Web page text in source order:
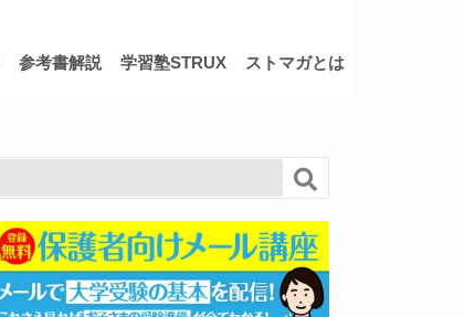
参考書解説 学習塾STRUX ストマガとは